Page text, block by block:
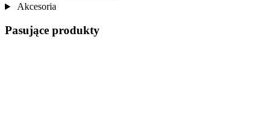
Akcesoria
Pasujące produkty